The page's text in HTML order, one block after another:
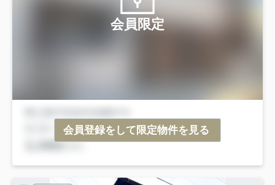
会員限定
会員登録をして限定物件を見る